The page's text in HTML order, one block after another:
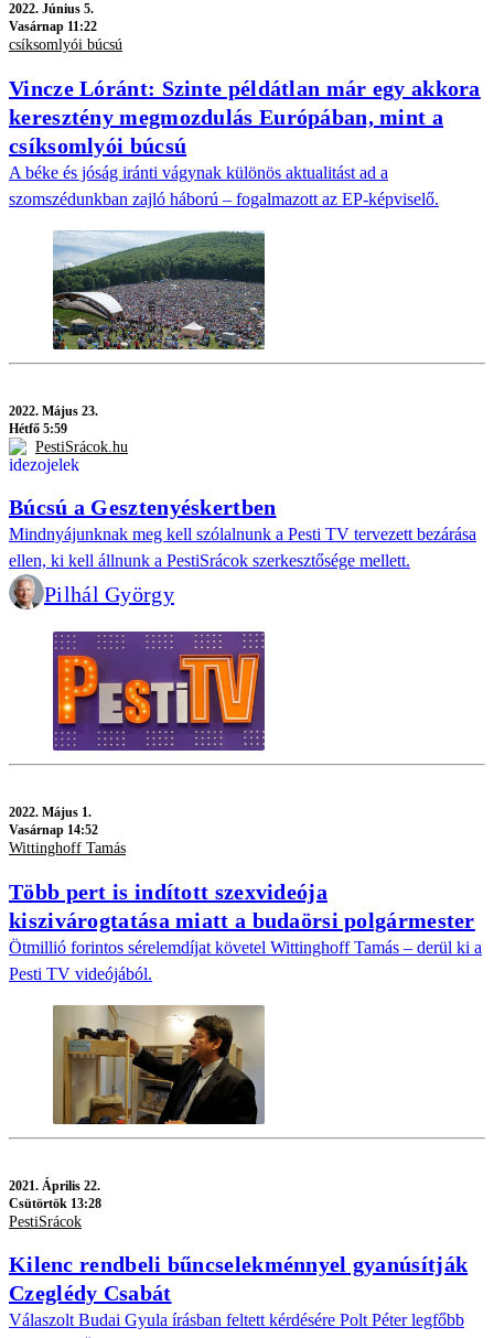
2022. Június 5.
Vasárnap 11:22
csíksomlyói búcsú
Vincze Lóránt: Szinte példátlan már egy akkora
keresztény megmozdulás Európában, mint a
csíksomlyói búcsú
A béke és jóság iránti vágynak különös aktualitást ad a
szomszédunkban zajló háború – fogalmazott az EP-képviselő.
2022. Május 23.
Hétfő 5:59
PestiSrácok.hu
Búcsú a Gesztenyéskertben
Mindnyájunknak meg kell szólalnunk a Pesti TV tervezett bezárása
ellen, ki kell állnunk a PestiSrácok szerkesztősége mellett.
Pilhál György
2022. Május 1.
Vasárnap 14:52
Wittinghoff Tamás
Több pert is indított szexvideója
kiszivárogtatása miatt a budaörsi polgármester
Ötmillió forintos sérelemdíjat követel Wittinghoff Tamás – derül ki a
Pesti TV videójából.
2021. Április 22.
Csütörtök 13:28
PestiSrácok
Kilenc rendbeli bűncselekménnyel gyanúsítják
Czeglédy Csabát
Válaszolt Budai Gyula írásban feltett kérdésére Polt Péter legfőbb